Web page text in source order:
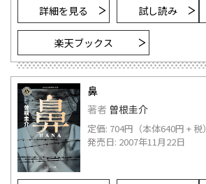
詳細を見る 試し読み
楽天ブックス
鼻
著者 曽根圭介
定価: 704円（本体640円 + 税）
発売日: 2007年11月22日